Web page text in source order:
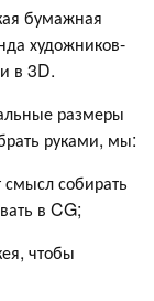
бумажная
художников-
в 3D.
размеры
руками, мы:
собирать
в CG;
чтобы